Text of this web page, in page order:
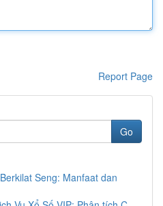
Report Page
Go
Seng: Manfaat dan